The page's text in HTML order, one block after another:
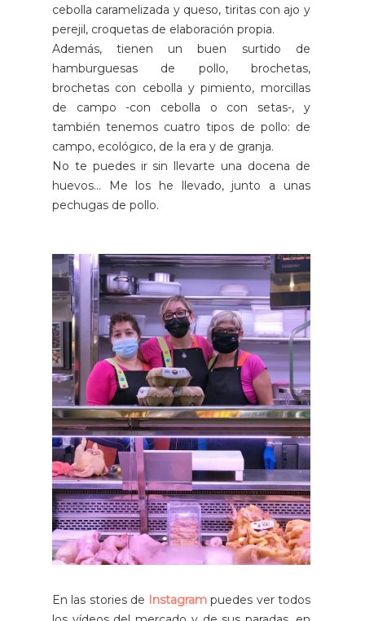
cebolla caramelizada y queso, tiritas con ajo y
perejil, croquetas de elaboración propia.
Además, tienen un buen surtido de
hamburguesas de pollo, brochetas,
brochetas con cebolla y pimiento, morcillas
de campo -con cebolla o con setas-, y
también tenemos cuatro tipos de pollo: de
campo, ecológico, de la era y de granja.
No te puedes ir sin llevarte una docena de
huevos... Me los he llevado, junto a unas
pechugas de pollo.
En las stories de Instagram puedes ver todos